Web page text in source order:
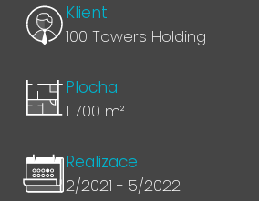
Klient
100 Towers Holding
Plocha
1 700 m²
Realizace
2/2021 - 5/2022